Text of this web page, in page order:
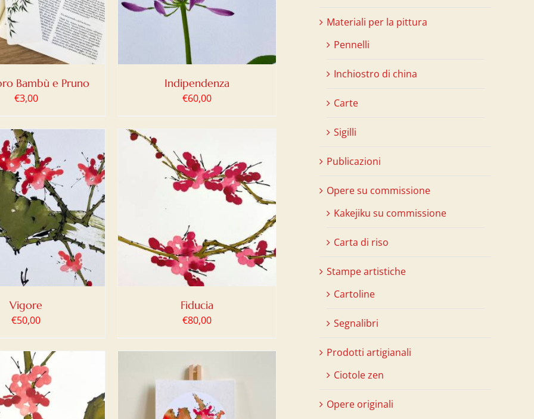
Bambù e Pruno
€3,00
Indipendenza
€60,00
Vigore
€50,00
AL CARRELLO
/
DETTAGLI
Fiducia
€80,00
Materiali per la pittura
Pennelli
Inchiostro di china
Carte
Sigilli
Publicazioni
Opere su commissione
Kakejiku su commissione
Carta di riso
Stampe artistiche
Cartoline
Segnalibri
Prodotti artigianali
Ciotole zen
Opere originali